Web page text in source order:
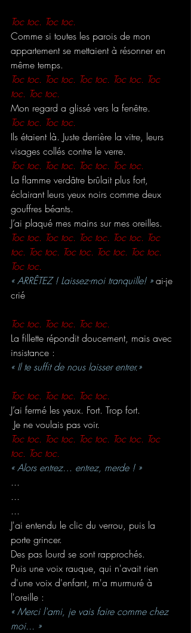
Toc toc. Toc toc.
Comme si toutes les parois de mon
appartement se mettaient à résonner en
même temps.
Toc toc. Toc toc. Toc toc. Toc toc. Toc
toc. Toc toc.
Mon regard a glissé vers la fenêtre.
Toc toc. Toc toc.
Ils étaient là. Juste derrière la vitre, leurs
visages collés contre le verre.
Toc toc. Toc toc. Toc toc. Toc toc.
La flamme verdâtre brûlait plus fort,
éclairant leurs yeux noirs comme deux
gouffres béants.
J’ai plaqué mes mains sur mes oreilles.
Toc toc. Toc toc. Toc toc. Toc toc. Toc
toc. Toc toc. Toc toc. Toc toc. Toc toc.
Toc toc.
« ARRÊTEZ ! Laissez-moi tranquille! » ai-je
crié
Toc toc. Toc toc. Toc toc.
La fillette répondit doucement, mais avec
insistance :
« Il te suffit de nous laisser entrer.»
Toc toc. Toc toc. Toc toc.
J’ai fermé les yeux. Fort. Trop fort.
Je ne voulais pas voir.
Toc toc. Toc toc. Toc toc. Toc toc. Toc
toc. Toc toc.
« Alors entrez… entrez, merde ! »
...
...
...
J'ai entendu le clic du verrou, puis la
porte grincer.
Des pas lourd se sont rapprochés.
Puis une voix rauque, qui n'avait rien
d'une voix d'enfant, m'a murmuré à
l'oreille :
« Merci l'ami, je vais faire comme chez
moi... »